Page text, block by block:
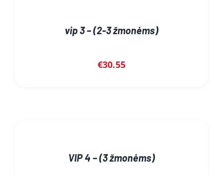
vip 3 – (2-3 žmonėms)
€30.55
VIP 4 – (3 žmonėms)